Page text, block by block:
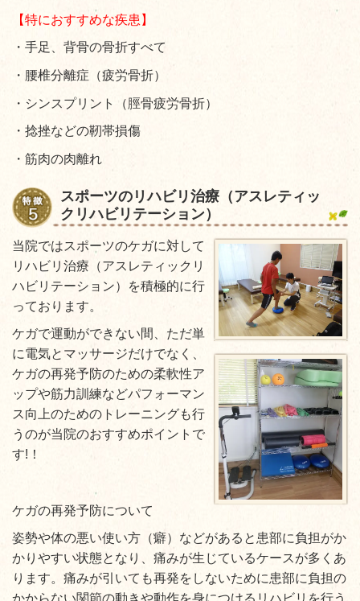
【特におすすめな疾患】
・手足、背骨の骨折すべて
・腰椎分離症（疲労骨折）
・シンスプリント（脛骨疲労骨折）
・捻挫などの靭帯損傷
・筋肉の肉離れ
スポーツのリハビリ治療（アスレティッ
クリハビリテーション）
当院ではスポーツのケガに対して
リハビリ治療（アスレティックリ
ハビリテーション）を積極的に行
っております。
ケガで運動ができない間、ただ単
に電気とマッサージだけでなく、
ケガの再発予防のための柔軟性ア
ップや筋力訓練などパフォーマン
ス向上のためのトレーニングも行
うのが当院のおすすめポイントで
す!！
ケガの再発予防について
姿勢や体の悪い使い方（癖）などがあると患部に負担がか
かりやすい状態となり、痛みが生じているケースが多くあ
ります。痛みが引いても再発をしないために患部に負担の